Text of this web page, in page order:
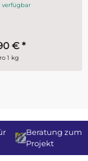
verfügbar
€ *
1 kg
Beratung zum
Projekt